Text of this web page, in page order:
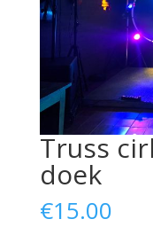
Truss
doek
€15.00